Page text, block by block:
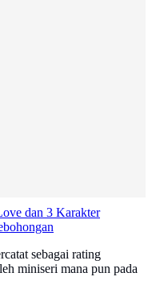
dan 3 Karakter
sebagai rating
miniseri mana pun pada